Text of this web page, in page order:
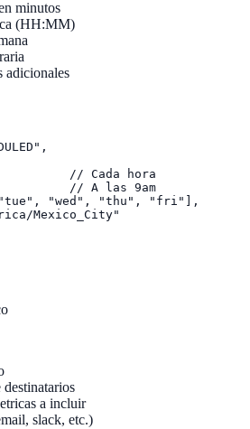
minutos
(HH:MM)
adicionales
// Cada hora
// A las 9am
"wed", "thu", "fri"],
Mexico_City"
destinatarios
a incluir
slack, etc.)